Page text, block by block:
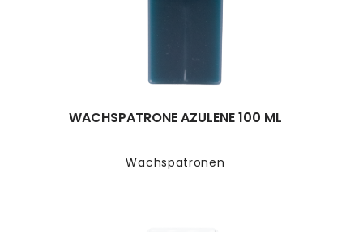
Wachspatronen
WACHSPATRONE AZULENE 100 ML